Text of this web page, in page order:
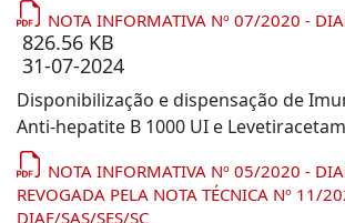
NOTA INFORMATIVA Nº 07/2020 -
826.56 KB
31-07-2024
Disponibilização e dispensação de
Anti-hepatite B 1000 UI e
NOTA INFORMATIVA Nº 05/2020 -
REVOGADA PELA NOTA TÉCNICA Nº 11/
DIAF/SAS/SES/SC